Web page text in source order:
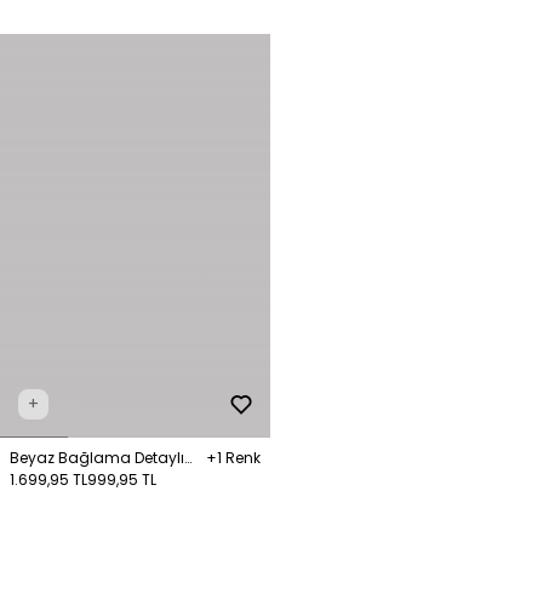
+
Beyaz Bağlama Detaylı
Gömlek
+1 Renk
1.699,95 TL999,95 TL